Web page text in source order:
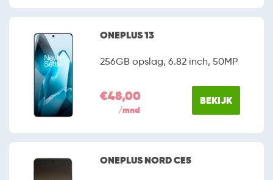
ONEPLUS 13
256GB opslag, 6.82 inch, 50MP
€48,00
/mnd
BEKIJK
ONEPLUS NORD CE5